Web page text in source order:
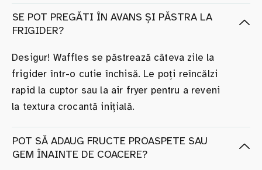
SE POT PREGĂTI ÎN AVANS ȘI PĂSTRA LA
FRIGIDER?
Desigur! Waffles se păstrează câteva zile la
frigider într-o cutie închisă. Le poți reîncălzi
rapid la cuptor sau la air fryer pentru a reveni
la textura crocantă inițială.
POT SĂ ADAUG FRUCTE PROASPETE SAU
GEM ÎNAINTE DE COACERE?